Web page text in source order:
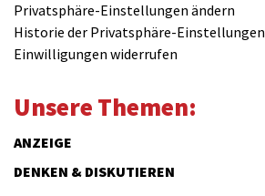
Privatsphäre-Einstellungen ändern
Historie der Privatsphäre-Einstellungen
Einwilligungen widerrufen
Unsere Themen:
ANZEIGE
DENKEN & DISKUTIEREN